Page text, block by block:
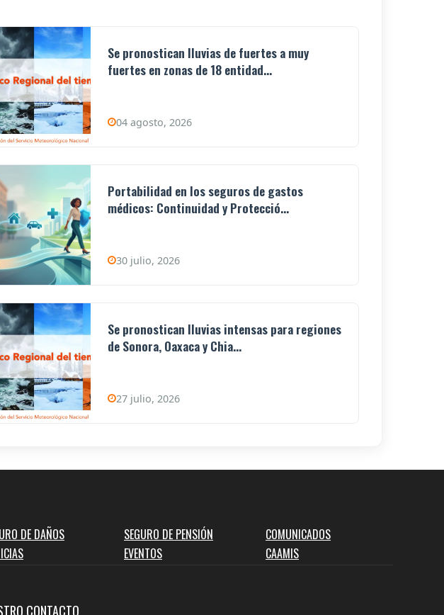
Se pronostican lluvias de fuertes a muy
fuertes en zonas de 18 entidad...
04 agosto, 2026
Portabilidad en los seguros de gastos
médicos: Continuidad y Protecció...
30 julio, 2026
Se pronostican lluvias intensas para regiones
de Sonora, Oaxaca y Chia...
27 julio, 2026
DE DAÑOS SEGURO DE PENSIÓN
COMUNICADOS
EVENTOS CAAMIS
CONTACTO